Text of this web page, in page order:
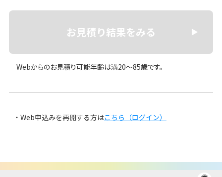
お見積り結果をみる
Webからのお見積り可能年齢は満20〜85歳です。
Web申込みを再開する方はこちら（ログイン）